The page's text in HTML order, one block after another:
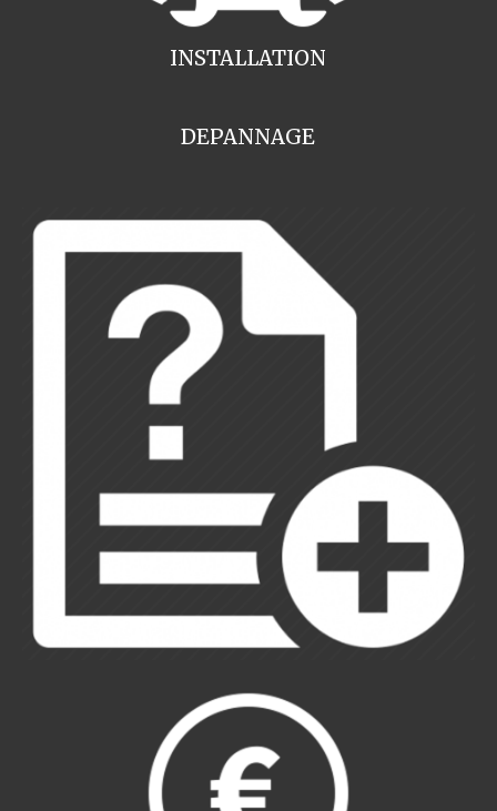
INSTALLATION
DEPANNAGE